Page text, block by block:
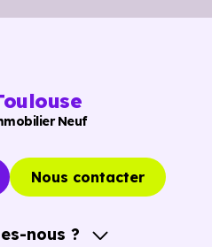
Neuf
Nous contacter
nous ?